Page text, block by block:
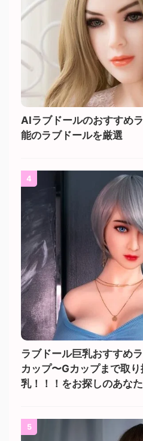
AIラブドールのおすすめ
能のラブドールを厳選
4
ラブドール巨乳おすすめ
カップ〜Gカップまで取
乳！！！をお探しのあなた
5